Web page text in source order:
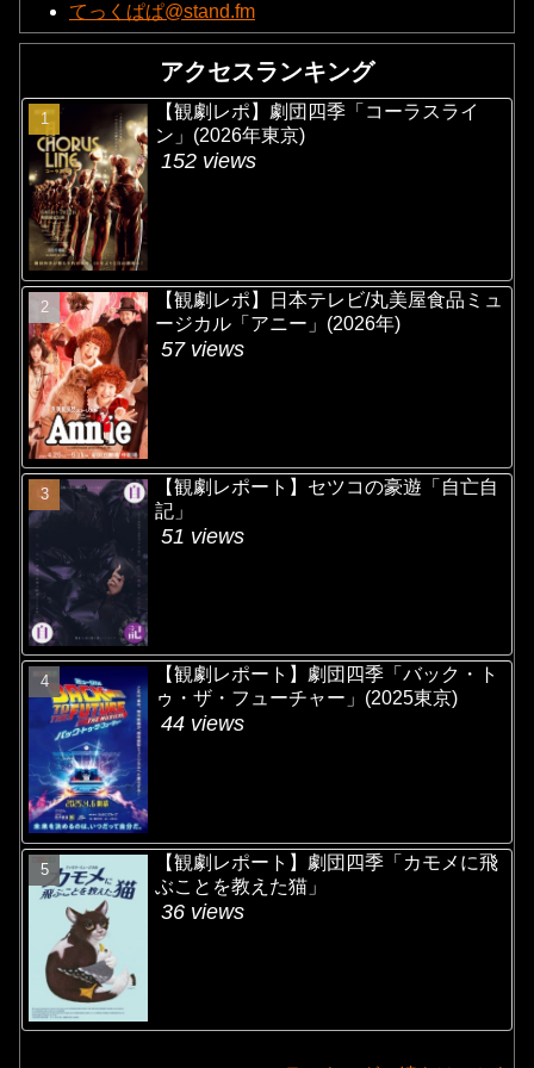
てっくぱぱ@stand.fm
アクセスランキング
【観劇レポ】劇団四季「コーラスライ
ン」(2026年東京)
152 views
【観劇レポ】日本テレビ/丸美屋食品ミュ
ージカル「アニー」(2026年)
57 views
【観劇レポート】セツコの豪遊「自亡自
記」
51 views
【観劇レポート】劇団四季「バック・ト
ゥ・ザ・フューチャー」(2025東京)
44 views
【観劇レポート】劇団四季「カモメに飛
ぶことを教えた猫」
36 views